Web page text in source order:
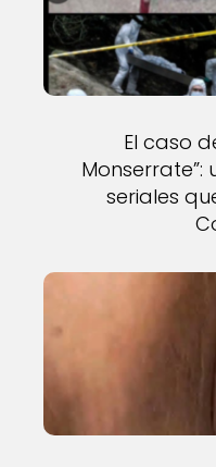
El caso
Monserrate”:
seriales